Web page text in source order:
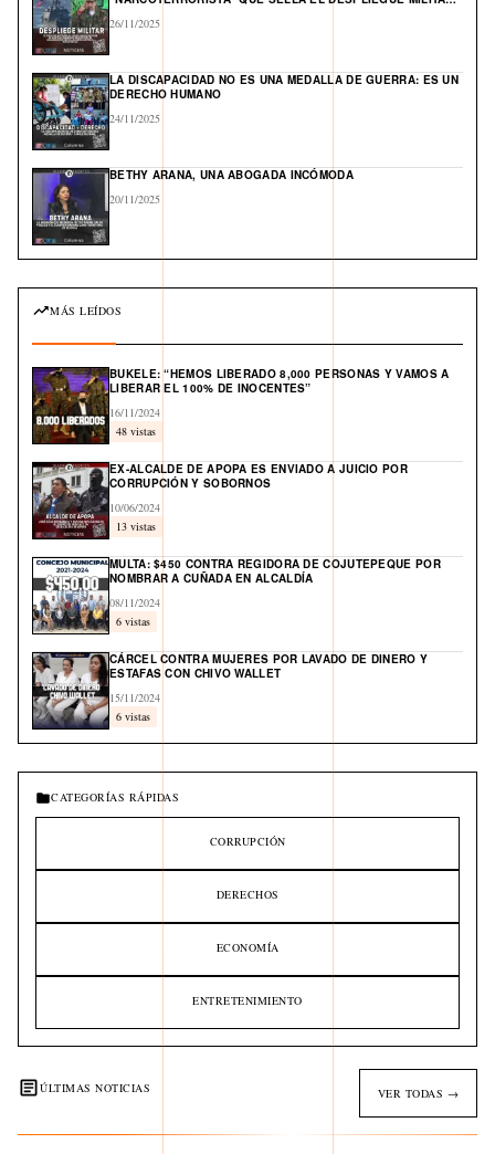
26/11/2025
LA DISCAPACIDAD NO ES UNA MEDALLA DE GUERRA: ES UN
DERECHO HUMANO
24/11/2025
BETHY ARANA, UNA ABOGADA INCÓMODA
20/11/2025
MÁS LEÍDOS
BUKELE: “HEMOS LIBERADO 8,000 PERSONAS Y VAMOS A
LIBERAR EL 100% DE INOCENTES”
16/11/2024
48 vistas
EX-ALCALDE DE APOPA ES ENVIADO A JUICIO POR
CORRUPCIÓN Y SOBORNOS
10/06/2024
13 vistas
MULTA: $450 CONTRA REGIDORA DE COJUTEPEQUE POR
NOMBRAR A CUÑADA EN ALCALDÍA
08/11/2024
6 vistas
CÁRCEL CONTRA MUJERES POR LAVADO DE DINERO Y
ESTAFAS CON CHIVO WALLET
15/11/2024
6 vistas
CATEGORÍAS RÁPIDAS
CORRUPCIÓN
DERECHOS
ECONOMÍA
ENTRETENIMIENTO
ÚLTIMAS NOTICIAS VER TODAS →